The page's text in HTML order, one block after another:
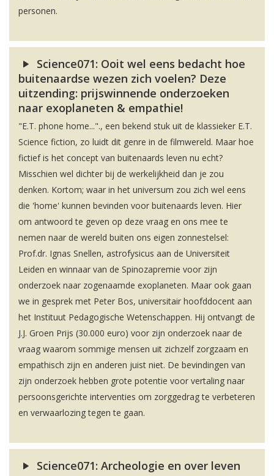
personen.
Science071: Ooit wel eens bedacht hoe
buitenaardse wezen zich voelen? Deze
uitzending: prijswinnende onderzoeken
naar exoplaneten & empathie!
"E.T. phone home..."., een bekend stuk uit de klassieker E.T.
Science fiction, zo luidt dit genre in de filmwereld. Maar hoe
fictief is het concept van buitenaards leven nu echt?
Misschien wel dichter bij de werkelijkheid dan je zou
denken. Kortom; waar in het universum zou zich wel eens
die 'home' kunnen bevinden voor buitenaards leven. Hier
om antwoord te geven op deze vraag en ons mee te
nemen naar de wereld buiten ons eigen zonnestelsel:
Prof.dr. Ignas Snellen, astrofysicus aan de Universiteit
Leiden en winnaar van de Spinozapremie voor zijn
onderzoek naar zogenaamde exoplaneten. Maar ook gaan
we in gesprek met Peter Bos, universitair hoofddocent aan
het Instituut Pedagogische Wetenschappen. Hij ontvangt de
J.J. Groen Prijs (30.000 euro) voor zijn onderzoek naar de
vraag waarom sommige mensen uit zichzelf zorgzaam en
empathisch zijn en anderen juist niet. De bevindingen van
zijn onderzoek hebben grote potentie voor vertaling naar
persoonsgerichte interventies om zorggedrag te verbeteren
en verwaarlozing tegen te gaan.
Science071: Archeologie en over leven